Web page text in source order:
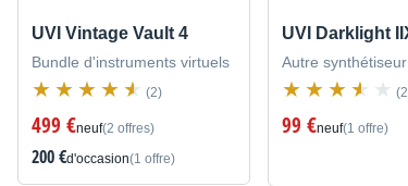
UVI Vintage Vault 4
Bundle d'instruments virtuels
(2)
499 €neuf(2 offres)
200 €d'occasion(1 offre)
UVI Darklight
Autre
99 €neuf(1 offre)